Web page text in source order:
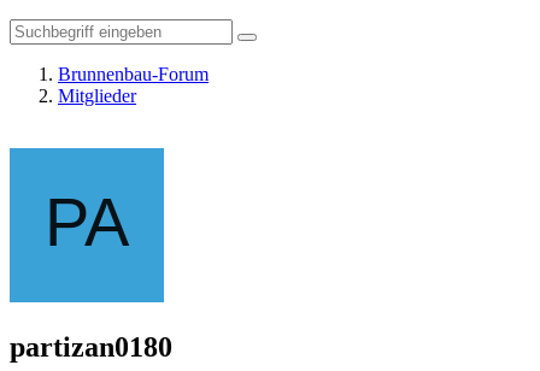
Brunnenbau-Forum
Mitglieder
partizan0180